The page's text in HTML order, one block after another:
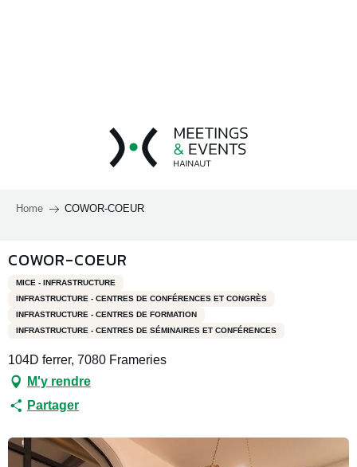
Home COWOR-COEUR
COWOR-COEUR
MICE - INFRASTRUCTURE
INFRASTRUCTURE - CENTRES DE CONFÉRENCES ET CONGRÈS
INFRASTRUCTURE - CENTRES DE FORMATION
INFRASTRUCTURE - CENTRES DE SÉMINAIRES ET CONFÉRENCES
104D ferrer, 7080 Frameries
M'y rendre
Partager